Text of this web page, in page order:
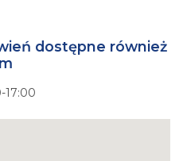
dostępne również
17:00